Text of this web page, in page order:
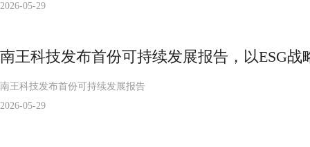
2026-05-29
南王科技发布首份可持续发展报告，以ESG
南王科技发布首份可持续发展报告
2026-05-29